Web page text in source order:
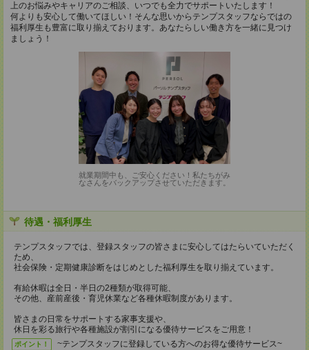
上のお悩みやキャリアのご相談、いつでも全力でサポートいたします！
何よりも安心して働いてほしい！そんな思いからテンプスタッフならではの
福利厚生も豊富に取り揃えております。あなたらしい働き方を一緒に見つけ
ましょう！
就業期間中も、ご安心ください！私たちがみ
なさんをバックアップさせていただきます。
待遇・福利厚生
テンプスタッフでは、登録スタッフの皆さまに安心してはたらいていただく
ため、
社会保険・定期健康診断をはじめとした福利厚生を取り揃えています。
有給休暇は全日・半日の2種類が取得可能、
その他、産前産後・育児休業など各種休暇制度があります。
皆さまの日常をサポートする家事支援や、
休日を彩る旅行や各種施設が割引になる優待サービスをご用意！
ポイント！
~テンプスタッフに登録している方へのお得な優待サービス~